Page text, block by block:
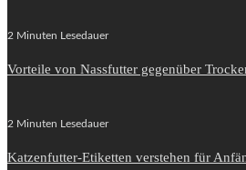
2 Minuten Lesedauer
Vorteile von Nassfutter gegenüber
2 Minuten Lesedauer
Katzenfutter-Etiketten verstehen für